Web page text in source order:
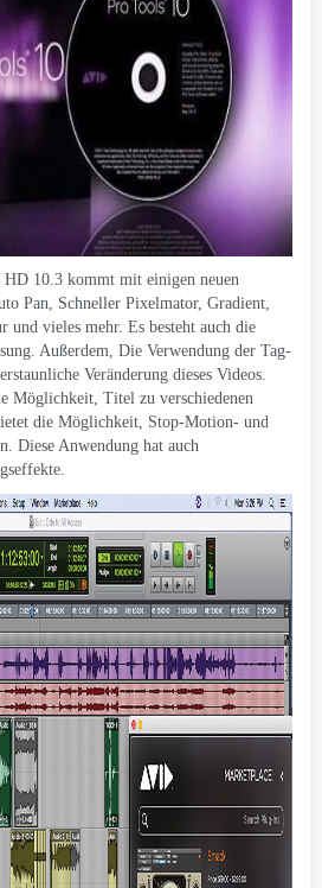
10.3 kommt mit einigen neuen
Pan, Schneller Pixelmator, Gradient,
vieles mehr. Es besteht auch die
Außerdem, Die Verwendung der Tag-
Veränderung dieses Videos.
Möglichkeit, Titel zu verschiedenen
die Möglichkeit, Stop-Motion- und
Diese Anwendung hat auch